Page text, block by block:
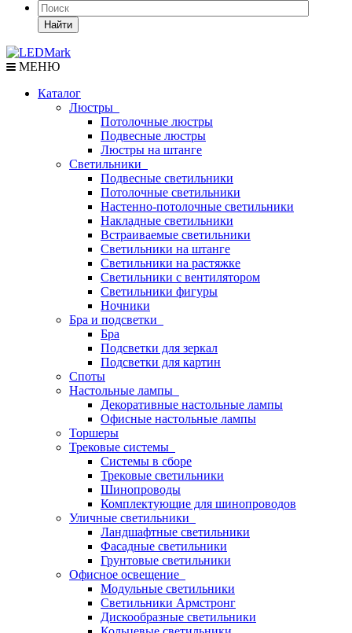
Найти
МЕНЮ
Каталог
Люстры
Потолочные люстры
Подвесные люстры
Люстры на штанге
Светильники
Подвесные светильники
Потолочные светильники
Настенно-потолочные светильники
Накладные светильники
Встраиваемые светильники
Светильники на штанге
Светильники на растяжке
Светильники с вентилятором
Светильники фигуры
Ночники
Бра и подсветки
Бра
Подсветки для зеркал
Подсветки для картин
Споты
Настольные лампы
Декоративные настольные лампы
Офисные настольные лампы
Торшеры
Трековые системы
Системы в сборе
Трековые светильники
Шинопроводы
Комплектующие для шинопроводов
Уличные светильники
Ландшафтные светильники
Фасадные светильники
Грунтовые светильники
Офисное освещение
Модульные светильники
Светильники Армстронг
Дискообразные светильники